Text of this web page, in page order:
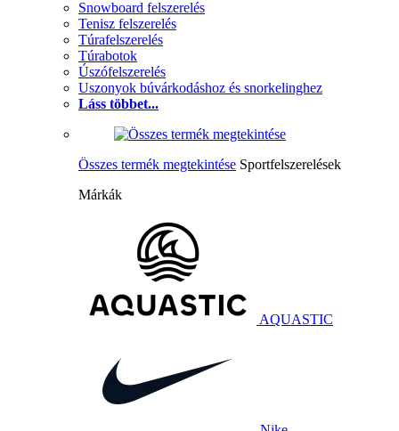
Snowboard felszerelés
Tenisz felszerelés
Túrafelszerelés
Túrabotok
Úszófelszerelés
Uszonyok búvárkodáshoz és snorkelinghez
Láss többet...
Összes termék megtekintése Sportfelszerelések
Márkák
AQUASTIC